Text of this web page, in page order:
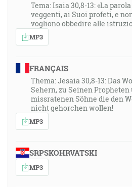
Tema: Isaia 30,8-13: «La
veggenti, ai Suoi profeti, e
vogliono obbedire alle
MP3
FRANÇAIS
Thema: Jesaia 30,8-13: Das
Sehern, zu Seinen
missratenen Söhne die den
nicht gehorchen wollen!
MP3
SRPSKOHRVATSKI
MP3